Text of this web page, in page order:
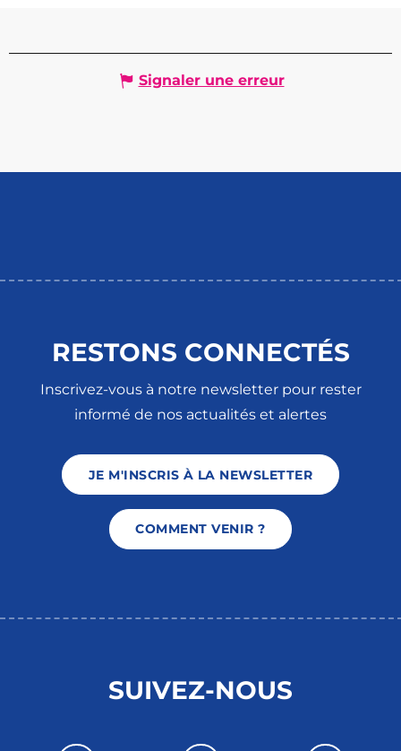
Signaler une erreur
RESTONS CONNECTÉS
Inscrivez-vous à notre newsletter pour rester
informé de nos actualités et alertes
JE M'INSCRIS À LA NEWSLETTER
COMMENT VENIR ?
SUIVEZ-NOUS